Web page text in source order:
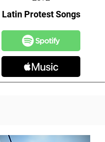
Latin Protest Songs